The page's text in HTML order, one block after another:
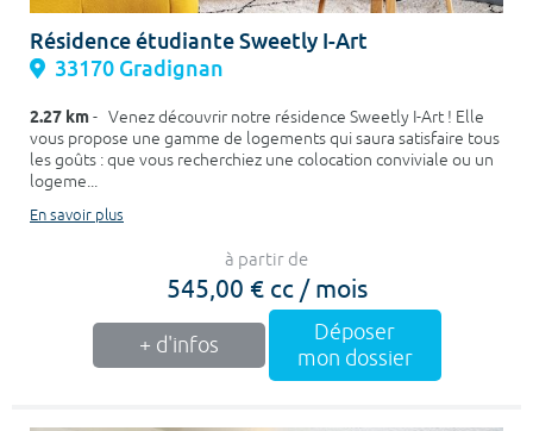
Résidence étudiante Sweetly I-Art
33170 Gradignan
2.27 km- Venez découvrir notre résidence Sweetly I-Art ! Elle
vous propose une gamme de logements qui saura satisfaire tous
les goûts : que vous recherchiez une colocation conviviale ou un
logeme...
En savoir plus
à partir de
545,00 € cc / mois
+ d'infos
Déposer
mon dossier